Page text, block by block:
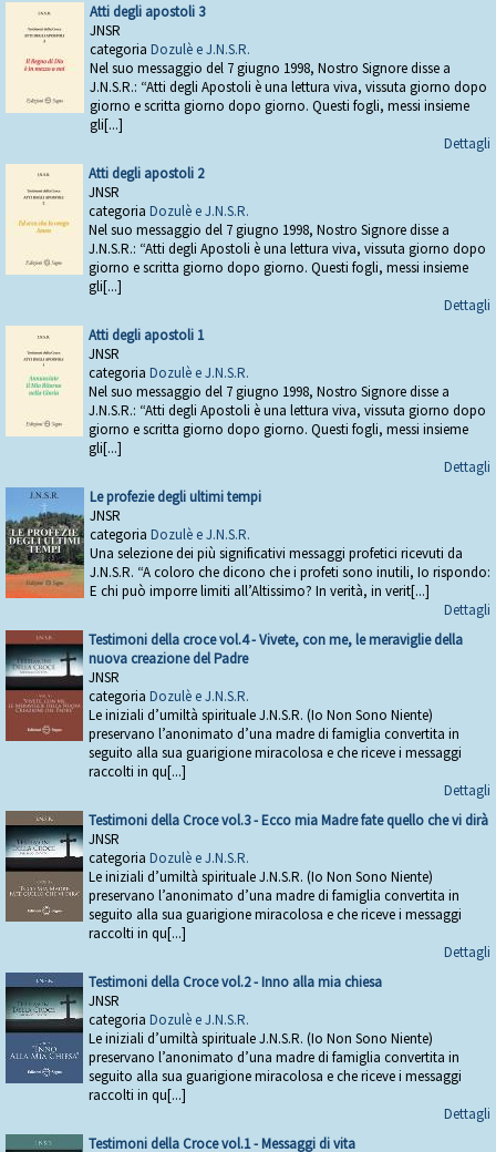
Atti degli apostoli 3
JNSR
categoria Dozulè e J.N.S.R.
Nel suo messaggio del 7 giugno 1998, Nostro Signore disse a
J.N.S.R.: “Atti degli Apostoli è una lettura viva, vissuta giorno dopo
giorno e scritta giorno dopo giorno. Questi fogli, messi insieme
gli[...]
Dettagli
Atti degli apostoli 2
JNSR
categoria Dozulè e J.N.S.R.
Nel suo messaggio del 7 giugno 1998, Nostro Signore disse a
J.N.S.R.: “Atti degli Apostoli è una lettura viva, vissuta giorno dopo
giorno e scritta giorno dopo giorno. Questi fogli, messi insieme
gli[...]
Dettagli
Atti degli apostoli 1
JNSR
categoria Dozulè e J.N.S.R.
Nel suo messaggio del 7 giugno 1998, Nostro Signore disse a
J.N.S.R.: “Atti degli Apostoli è una lettura viva, vissuta giorno dopo
giorno e scritta giorno dopo giorno. Questi fogli, messi insieme
gli[...]
Dettagli
Le profezie degli ultimi tempi
JNSR
categoria Dozulè e J.N.S.R.
Una selezione dei più significativi messaggi profetici ricevuti da
J.N.S.R. “A coloro che dicono che i profeti sono inutili, Io rispondo:
E chi può imporre limiti all’Altissimo? In verità, in verit[...]
Dettagli
Testimoni della croce vol.4 - Vivete, con me, le meraviglie della
nuova creazione del Padre
JNSR
categoria Dozulè e J.N.S.R.
Le iniziali d’umiltà spirituale J.N.S.R. (Io Non Sono Niente)
preservano l’anonimato d’una madre di famiglia convertita in
seguito alla sua guarigione miracolosa e che riceve i messaggi
raccolti in qu[...]
Dettagli
Testimoni della Croce vol.3 - Ecco mia Madre fate quello che vi dirà
JNSR
categoria Dozulè e J.N.S.R.
Le iniziali d’umiltà spirituale J.N.S.R. (Io Non Sono Niente)
preservano l’anonimato d’una madre di famiglia convertita in
seguito alla sua guarigione miracolosa e che riceve i messaggi
raccolti in qu[...]
Dettagli
Testimoni della Croce vol.2 - Inno alla mia chiesa
JNSR
categoria Dozulè e J.N.S.R.
Le iniziali d’umiltà spirituale J.N.S.R. (Io Non Sono Niente)
preservano l’anonimato d’una madre di famiglia convertita in
seguito alla sua guarigione miracolosa e che riceve i messaggi
raccolti in qu[...]
Dettagli
Testimoni della Croce vol.1 - Messaggi di vita